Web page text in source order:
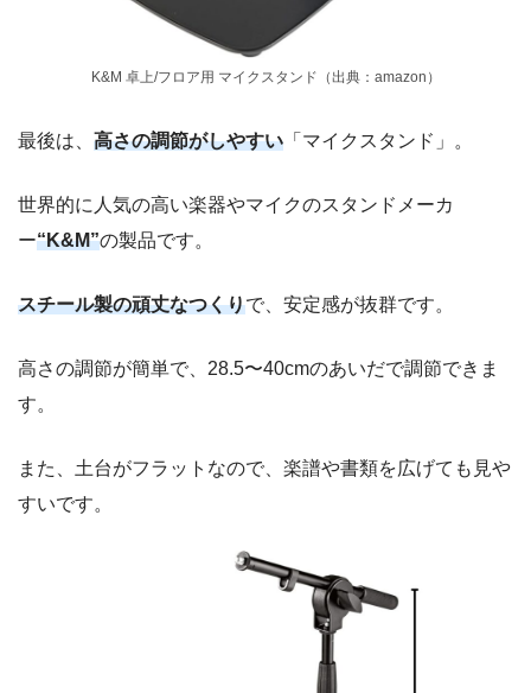
K&M 卓上/フロア用 マイクスタンド（出典：amazon）
最後は、 高さの調節がしやすい 「マイクスタンド」。
世界的に人気の高い楽器やマイクのスタンドメーカ
ー“K&M”の製品です。
スチール製の頑丈なつくりで、安定感が抜群です。
高さの調節が簡単で、28.5〜40cmのあいだで調節できま
す。
また、土台がフラットなので、楽譜や書類を広げても見や
すいです。